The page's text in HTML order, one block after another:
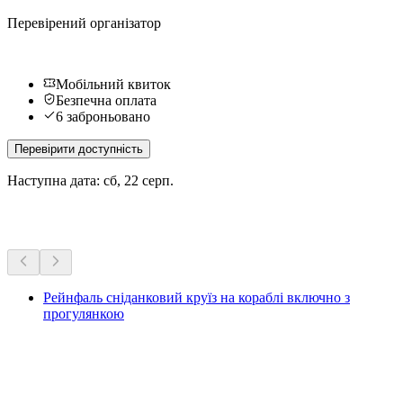
Перевірений організатор
Мобільний квиток
Безпечна оплата
6 заброньовано
Перевірити доступність
Наступна дата: сб, 22 серп.
Рейнфаль сніданковий круїз на кораблі включно з
прогулянкою